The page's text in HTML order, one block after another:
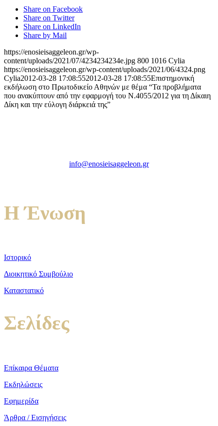
Share on Facebook
Share on Twitter
Share on LinkedIn
Share by Mail
https://enosieisaggeleon.gr/wp-
content/uploads/2021/07/4234234234e.jpg 800 1016 Cylia
https://enosieisaggeleon.gr/wp-content/uploads/2021/06/4324.png
Cylia2012-03-28 17:08:552012-03-28 17:08:55Επιστημονική
εκδήλωση στο Πρωτοδικείο Αθηνών με θέμα “Τα προβλήματα
που ανακύπτουν από την εφαρμογή του Ν.4055/2012 για τη Δίκαιη
Δίκη και την εύλογη διάρκειά της”
info@enosieisaggeleon.gr
Η Ένωση
Ιστορικό
Διοικητικό Συμβούλιο
Καταστατικό
Σελίδες
Επίκαιρα Θέματα
Εκδηλώσεις
Εφημερίδα
Άρθρα / Εισηγήσεις